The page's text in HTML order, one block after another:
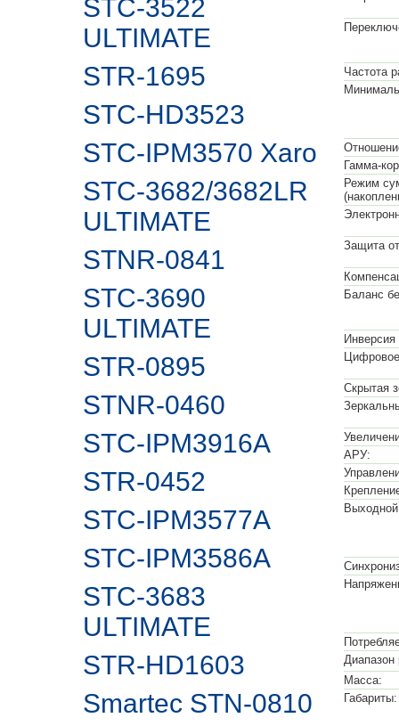
STC-3522
ULTIMATE
STR-1695
STC-HD3523
STC-IPM3570 Xaro
STC-3682/3682LR
ULTIMATE
STNR-0841
STC-3690
ULTIMATE
STR-0895
STNR-0460
STC-IPM3916A
STR-0452
STC-IPM3577A
STC-IPM3586A
STC-3683
ULTIMATE
STR-HD1603
Smartec STN-0810
Частота
Гамма-
Режим
Защита
Баланс
Инверсия
Скрытая
АРУ:
Диапазон
Масса:
Габариты: